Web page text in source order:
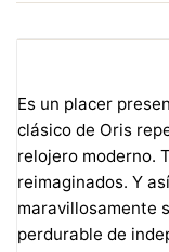
Es un placer
clásico de Oris
relojero moderno.
reimaginados. Y
maravillosamente
perdurable de